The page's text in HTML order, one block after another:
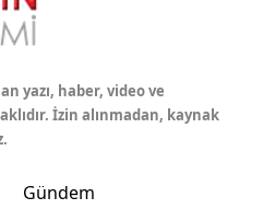
yazı, haber, video ve
İzin alınmadan, kaynak
Gündem